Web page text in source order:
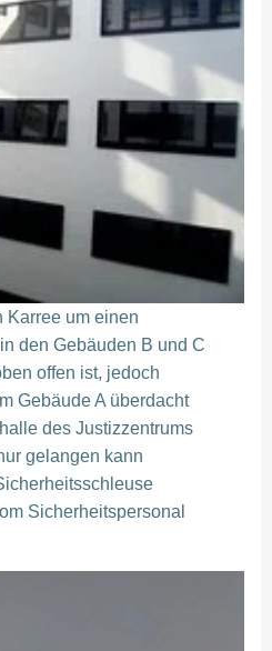
Karree um einen
den Gebäuden B und C
offen ist, jedoch
Gebäude A überdacht
des Justizzentrums
gelangen kann
Sicherheitspersonal